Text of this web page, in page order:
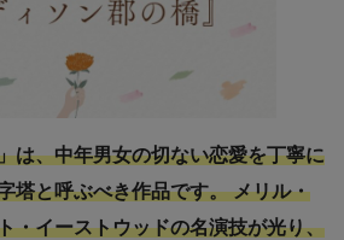
は、中年男女の切ない恋愛を丁寧に
塔と呼ぶべき作品です。 メリル・
・イーストウッドの名演技が光り、